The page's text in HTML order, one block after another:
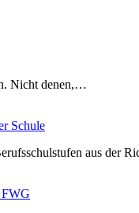
Nicht denen,…
Schule
aus der